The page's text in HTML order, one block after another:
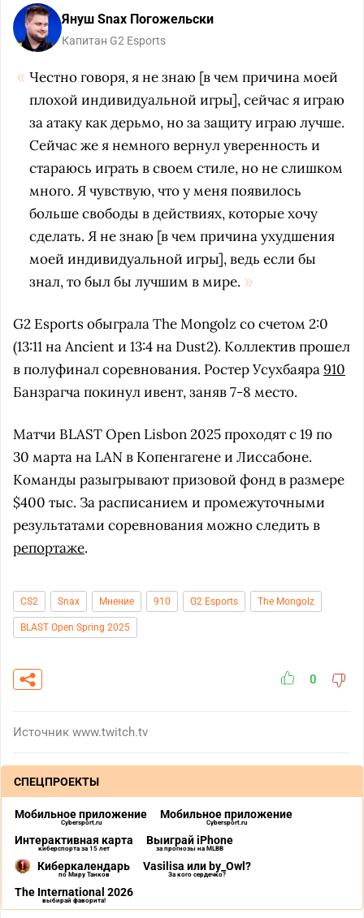
Януш Snax Погожельски
Капитан G2 Esports
Честно говоря, я не знаю [в чем причина моей
плохой индивидуальной игры], сейчас я играю
за атаку как дерьмо, но за защиту играю лучше.
Сейчас же я немного вернул уверенность и
стараюсь играть в своем стиле, но не слишком
много. Я чувствую, что у меня появилось
больше свободы в действиях, которые хочу
сделать. Я не знаю [в чем причина ухудшения
моей индивидуальной игры], ведь если бы
знал, то был бы лучшим в мире.
G2 Esports обыграла The Mongolz со счетом 2:0
(13:11 на Ancient и 13:4 на Dust2). Коллектив прошел
в полуфинал соревнования. Ростер Усухбаяра910
Банзрагча покинул ивент, заняв 7-8 место.
Матчи BLAST Open Lisbon 2025 проходят с 19 по
30 марта на LAN в Копенгагене и Лиссабоне.
Команды разыгрывают призовой фонд в размере
$400 тыс. За расписанием и промежуточными
результатами соревнования можно следить в
репортаже.
CS2 Snax Мнение 910 G2 Esports The Mongolz
BLAST Open Spring 2025
0
Источник www.twitch.tv
СПЕЦПРОЕКТЫ
Мобильное приложение
Cybersport.ru
Мобильное приложение
Cybersport.ru
Интерактивная карта
киберспорта за 15 лет
Выиграй iPhone
за прогнозы на MLBB
Киберкалендарь
по Миру Танков
Vasilisa или by_Owl?
За кого сердечко?
The International 2026
выбирай фаворита!